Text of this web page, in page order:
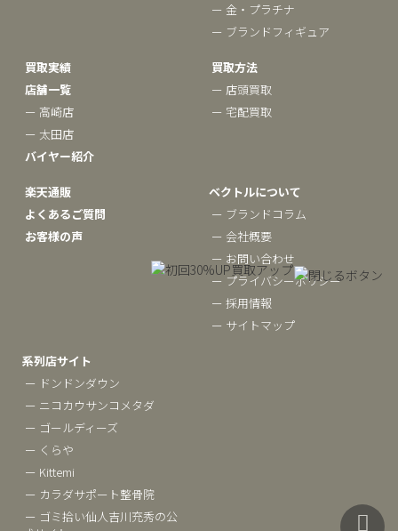
ー 金・プラチナ
ー ブランドフィギュア
買取実績
店舗一覧
ー 高崎店
ー 太田店
バイヤー紹介
買取方法
ー 店頭買取
ー 宅配買取
楽天通販
よくあるご質問
お客様の声
ベクトルについて
ー ブランドコラム
ー 会社概要
ー お問い合わせ
ー プライバシーポリシー
ー 採用情報
ー サイトマップ
系列店サイト
ー ドンドンダウン
ー ニコカウサンコメタダ
ー ゴールディーズ
ー くらや
ー Kittemi
ー カラダサポート整骨院
ー ゴミ拾い仙人吉川充秀の公